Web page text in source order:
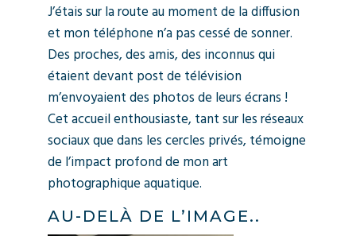
J’étais sur la route au moment de la diffusion
et mon téléphone n’a pas cessé de sonner.
Des proches, des amis, des inconnus qui
étaient devant post de télévision
m’envoyaient des photos de leurs écrans !
Cet accueil enthousiaste, tant sur les réseaux
sociaux que dans les cercles privés, témoigne
de l’impact profond de mon art
photographique aquatique.
AU-DELÀ DE L’IMAGE..